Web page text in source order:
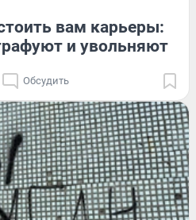
вам карьеры:
и увольняют
Обсудить